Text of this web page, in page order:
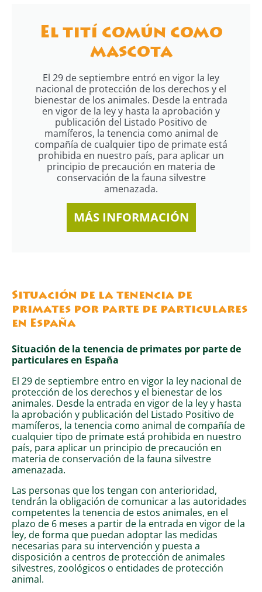
El tití común como
mascota
El 29 de septiembre entró en vigor la ley
nacional de protección de los derechos y el
bienestar de los animales. Desde la entrada
en vigor de la ley y hasta la aprobación y
publicación del Listado Positivo de
mamíferos, la tenencia como animal de
compañía de cualquier tipo de primate está
prohibida en nuestro país, para aplicar un
principio de precaución en materia de
conservación de la fauna silvestre
amenazada.
MÁS INFORMACIÓN
Situación de la tenencia de
primates por parte de particulares
en España
Situación de la tenencia de primates por parte de
particulares en España
El 29 de septiembre entro en vigor la ley nacional de
protección de los derechos y el bienestar de los
animales. Desde la entrada en vigor de la ley y hasta
la aprobación y publicación del Listado Positivo de
mamíferos, la tenencia como animal de compañía de
cualquier tipo de primate está prohibida en nuestro
país, para aplicar un principio de precaución en
materia de conservación de la fauna silvestre
amenazada.
Las personas que los tengan con anterioridad,
tendrán la obligación de comunicar a las autoridades
competentes la tenencia de estos animales, en el
plazo de 6 meses a partir de la entrada en vigor de la
ley, de forma que puedan adoptar las medidas
necesarias para su intervención y puesta a
disposición a centros de protección de animales
silvestres, zoológicos o entidades de protección
animal.